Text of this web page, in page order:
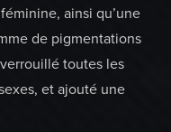
ainsi qu’une
de pigmentations
toutes les
et ajouté une